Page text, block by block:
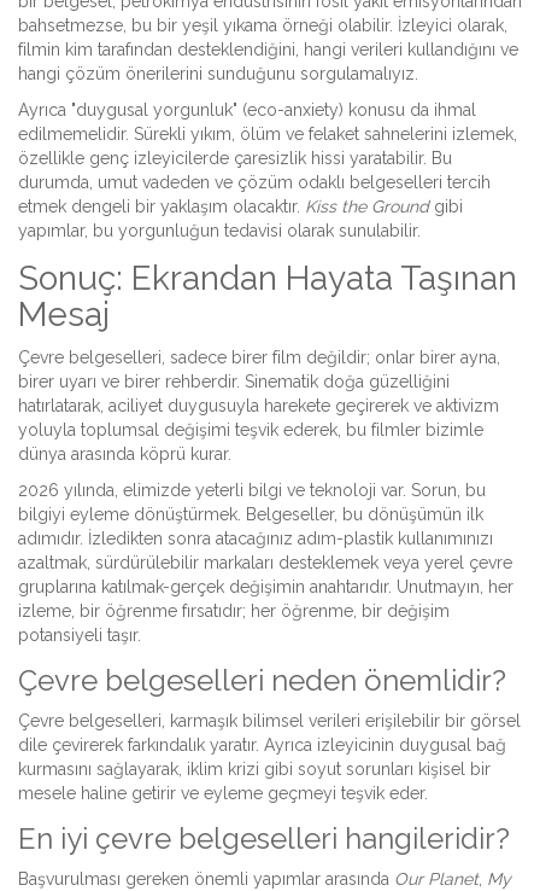
bahsetmezse, bu bir yeşil yıkama örneği olabilir. İzleyici olarak,
filmin kim tarafından desteklendiğini, hangi verileri kullandığını ve
hangi çözüm önerilerini sunduğunu sorgulamalıyız.
Ayrıca "duygusal yorgunluk" (eco-anxiety) konusu da ihmal
edilmemelidir. Sürekli yıkım, ölüm ve felaket sahnelerini izlemek,
özellikle genç izleyicilerde çaresizlik hissi yaratabilir. Bu
durumda, umut vadeden ve çözüm odaklı belgeselleri tercih
etmek dengeli bir yaklaşım olacaktır. Kiss the Groundgibi
yapımlar, bu yorgunluğun tedavisi olarak sunulabilir.
Sonuç: Ekrandan Hayata Taşınan
Mesaj
Çevre belgeselleri, sadece birer film değildir; onlar birer ayna,
birer uyarı ve birer rehberdir. Sinematik doğa güzelliğini
hatırlatarak, aciliyet duygusuyla harekete geçirerek ve aktivizm
yoluyla toplumsal değişimi teşvik ederek, bu filmler bizimle
dünya arasında köprü kurar.
2026 yılında, elimizde yeterli bilgi ve teknoloji var. Sorun, bu
bilgiyi eyleme dönüştürmek. Belgeseller, bu dönüşümün ilk
adımıdır. İzledikten sonra atacağınız adım-plastik kullanımınızı
azaltmak, sürdürülebilir markaları desteklemek veya yerel çevre
gruplarına katılmak-gerçek değişimin anahtarıdır. Unutmayın, her
izleme, bir öğrenme fırsatıdır; her öğrenme, bir değişim
potansiyeli taşır.
Çevre belgeselleri neden önemlidir?
Çevre belgeselleri, karmaşık bilimsel verileri erişilebilir bir görsel
dile çevirerek farkındalık yaratır. Ayrıca izleyicinin duygusal bağ
kurmasını sağlayarak, iklim krizi gibi soyut sorunları kişisel bir
mesele haline getirir ve eyleme geçmeyi teşvik eder.
En iyi çevre belgeselleri hangileridir?
Başvurulması gereken önemli yapımlar arasında Our Planet, My